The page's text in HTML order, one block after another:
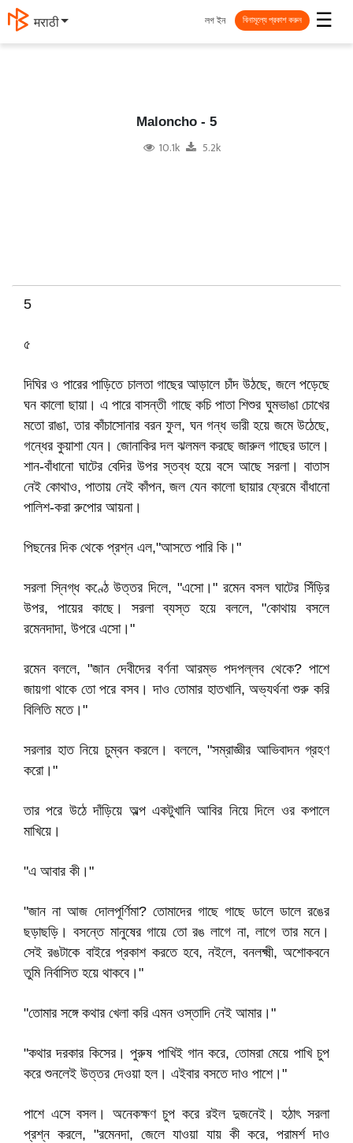
தமிழ் ☰
লগ ইন বিনামূল্যে প্রকাশ করুন
Maloncho - 5
10.1k 5.2k
5
৫
দিঘির ও পারের পাড়িতে চালতা গাছের আড়ালে চাঁদ উঠছে, জলে পড়েছে
ঘন কালো ছায়া। এ পারে বাসন্তী গাছে কচি পাতা শিশুর ঘুমভাঙা চোখের
মতো রাঙা, তার কাঁচাসোনার বরন ফুল, ঘন গন্ধ ভারী হয়ে জমে উঠেছে,
গন্ধের কুয়াশা যেন। জোনাকির দল ঝলমল করছে জারুল গাছের ডালে।
শান-বাঁধানো ঘাটের বেদির উপর স্তব্ধ হয়ে বসে আছে সরলা। বাতাস
নেই কোথাও, পাতায় নেই কাঁপন, জল যেন কালো ছায়ার ফ্রেমে বাঁধানো
পালিশ-করা রুপোর আয়না।
পিছনের দিক থেকে প্রশ্ন এল,"আসতে পারি কি।"
সরলা স্নিগ্ধ কণ্ঠে উত্তর দিলে, "এসো।" রমেন বসল ঘাটের সিঁড়ির
উপর, পায়ের কাছে। সরলা ব্যস্ত হয়ে বললে, "কোথায় বসলে
রমেনদাদা, উপরে এসো।"
রমেন বললে, "জান দেবীদের বর্ণনা আরম্ভ পদপল্লব থেকে? পাশে
জায়গা থাকে তো পরে বসব। দাও তোমার হাতখানি, অভ্যর্থনা শুরু করি
বিলিতি মতে।"
সরলার হাত নিয়ে চুম্বন করলে। বললে, "সম্রাজ্ঞীর আভিবাদন গ্রহণ
করো।"
তার পরে উঠে দাঁড়িয়ে অল্প একটুখানি আবির নিয়ে দিলে ওর কপালে
মাখিয়ে।
"এ আবার কী।"
"জান না আজ দোলপূর্ণিমা? তোমাদের গাছে গাছে ডালে ডালে রঙের
ছড়াছড়ি। বসন্তে মানুষের গায়ে তো রঙ লাগে না, লাগে তার মনে।
সেই রঙটাকে বাইরে প্রকাশ করতে হবে, নইলে, বনলক্ষ্মী, অশোকবনে
তুমি নির্বাসিত হয়ে থাকবে।"
"তোমার সঙ্গে কথার খেলা করি এমন ওস্তাদি নেই আমার।"
"কথার দরকার কিসের। পুরুষ পাখিই গান করে, তোমরা মেয়ে পাখি চুপ
করে শুনলেই উত্তর দেওয়া হল। এইবার বসতে দাও পাশে।"
পাশে এসে বসল। অনেকক্ষণ চুপ করে রইল দুজনেই। হঠাৎ সরলা
প্রশ্ন করলে, "রমেনদা, জেলে যাওয়া যায় কী করে, পরামর্শ দাও